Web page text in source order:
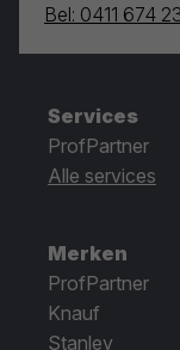
Bel: 0411 674
Services
ProfPartner
Alle services
Merken
ProfPartner
Knauf
Stanley